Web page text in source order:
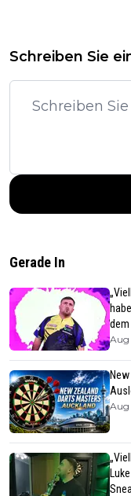
Schreiben Sie
Gerade In
Aug
Aug